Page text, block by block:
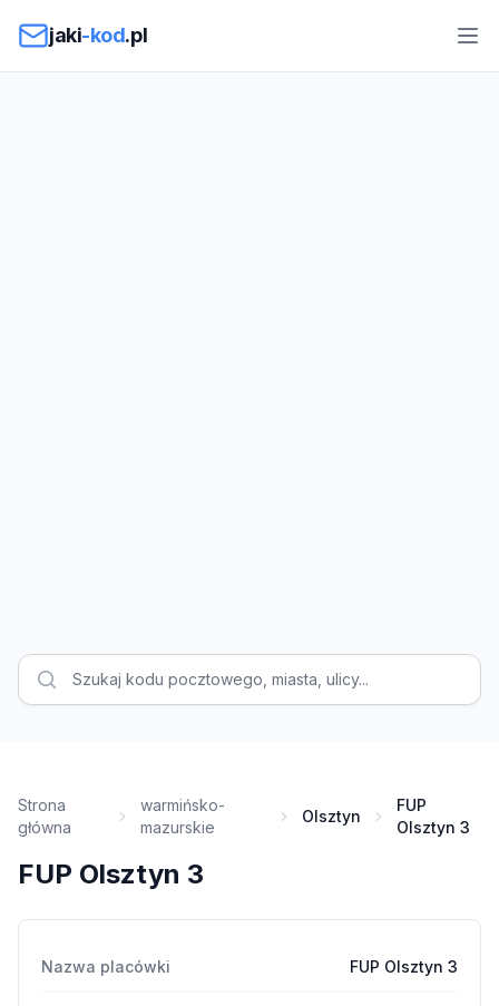
jaki-kod.pl
Strona
główna
warmińsko-
mazurskie
Olsztyn
FUP
Olsztyn 3
FUP Olsztyn 3
Nazwa placówki FUP Olsztyn 3